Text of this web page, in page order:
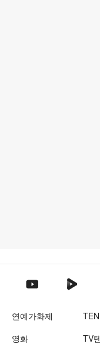
텐아시아 유튜브텐아시아
연예가화제
영화
TV텐